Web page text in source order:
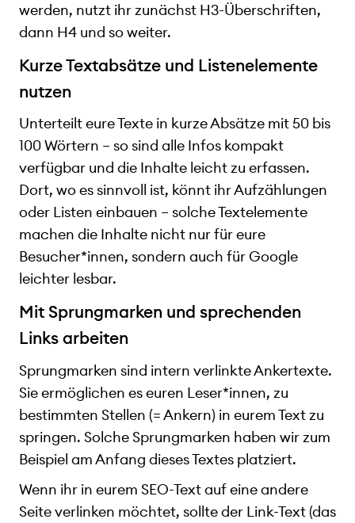
werden, nutzt ihr zunächst H3-Überschriften,
dann H4 und so weiter.
Kurze Textabsätze und Listenelemente
nutzen
Unterteilt eure Texte in kurze Absätze mit 50 bis
100 Wörtern – so sind alle Infos kompakt
verfügbar und die Inhalte leicht zu erfassen.
Dort, wo es sinnvoll ist, könnt ihr Aufzählungen
oder Listen einbauen – solche Textelemente
machen die Inhalte nicht nur für eure
Besucher*innen, sondern auch für Google
leichter lesbar.
Mit Sprungmarken und sprechenden
Links arbeiten
Sprungmarken sind intern verlinkte Ankertexte.
Sie ermöglichen es euren Leser*innen, zu
bestimmten Stellen (= Ankern) in eurem Text zu
springen. Solche Sprungmarken haben wir zum
Beispiel am Anfang dieses Textes platziert.
Wenn ihr in eurem SEO-Text auf eine andere
Seite verlinken möchtet, sollte der Link-Text (das